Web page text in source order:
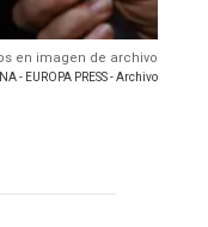
en imagen de archivo
- EUROPA PRESS - Archivo